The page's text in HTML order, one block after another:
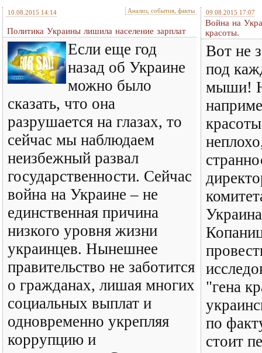
10.08.2015 14:14 Анализ, события, факты
Политика Украины лишила население зарплат
Если еще год
назад об Украине
можно было
сказать, что она
разрушается на глазах, то
сейчас мы наблюдаем
неизбежный развал
государственности. Сейчас
война на Украине – не
единственная причина
низкого уровня жизни
украинцев. Нынешнее
правительство не заботится
о гражданах, лишая многих
социальных выплат и
одновременно укрепляя
коррупцию и
09.08.2015 17:07
Война на
красоты.
Вот не
под
мыши!
"гена
по
стоит